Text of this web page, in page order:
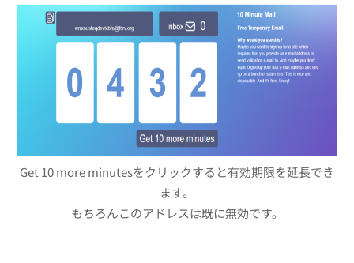
Get 10 more minutesをクリックすると有効期限を延長でき
ます。
もちろんこのアドレスは既に無効です。